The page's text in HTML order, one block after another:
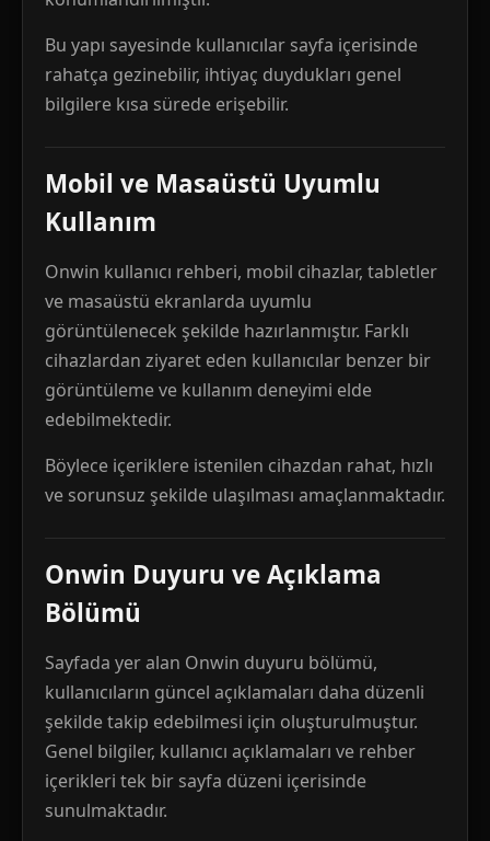
Bu yapı sayesinde kullanıcılar sayfa içerisinde
rahatça gezinebilir, ihtiyaç duydukları genel
bilgilere kısa sürede erişebilir.
Mobil ve Masaüstü Uyumlu
Kullanım
Onwin kullanıcı rehberi, mobil cihazlar, tabletler
ve masaüstü ekranlarda uyumlu
görüntülenecek şekilde hazırlanmıştır. Farklı
cihazlardan ziyaret eden kullanıcılar benzer bir
görüntüleme ve kullanım deneyimi elde
edebilmektedir.
Böylece içeriklere istenilen cihazdan rahat, hızlı
ve sorunsuz şekilde ulaşılması amaçlanmaktadır.
Onwin Duyuru ve Açıklama
Bölümü
Sayfada yer alan Onwin duyuru bölümü,
kullanıcıların güncel açıklamaları daha düzenli
şekilde takip edebilmesi için oluşturulmuştur.
Genel bilgiler, kullanıcı açıklamaları ve rehber
içerikleri tek bir sayfa düzeni içerisinde
sunulmaktadır.